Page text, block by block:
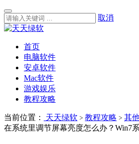
取消
首页
电脑软件
安卓软件
Mac软件
游戏娱乐
教程攻略
当前位置： 天天绿软 > 教程攻略 > 其
在系统里调节屏幕亮度怎么办？Win7